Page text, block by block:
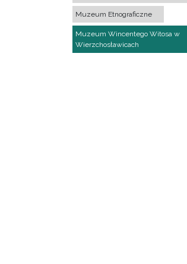
Muzeum Etnograficzne
Muzeum Wincentego Witosa w
Wierzchosławicach